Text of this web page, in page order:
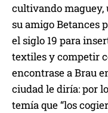
cultivando maguey,
su amigo Betances
el siglo 19 para
textiles y competir
encontrase a Brau
ciudad le diría: por
temía que “los